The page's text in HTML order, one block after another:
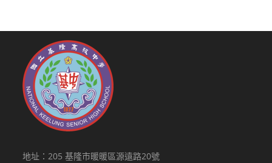
地址：205 基隆市暖暖區源遠路20號